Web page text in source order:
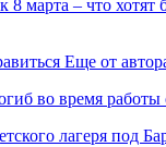
марта – что хотят
Еще от
во время работы
лагеря под